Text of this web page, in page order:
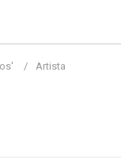
Artista